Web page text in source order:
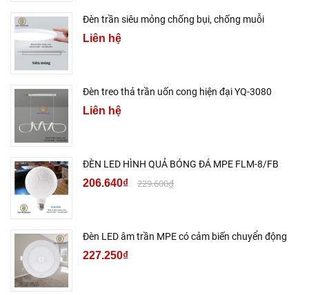
Đèn trần siêu mỏng chống bụi, chống muỗi
Liên hệ
Đèn treo thả trần uốn cong hiện đại YQ-3080
Liên hệ
ĐÈN LED HÌNH QUẢ BÓNG ĐÁ MPE FLM-8/FB
206.640₫ 229.600₫
Đèn LED âm trần MPE có cảm biến chuyển động
227.250₫